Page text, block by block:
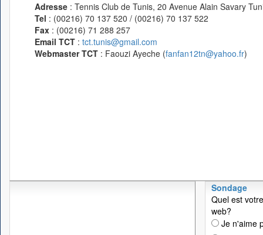
Adresse : Tennis Club de Tunis, 20 Avenue Alain Savary
Tel : (00216) 70 137 520 / (00216) 70 137 522
Fax : (00216) 71 288 257
Email TCT : tct.tunis@gmail.com
Webmaster TCT : Faouzi Ayeche (fanfan12tn@yahoo.fr)
Sondage
Quel est
web?
Je n'aime